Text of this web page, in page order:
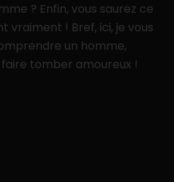
? Enfin, vous saurez ce
vraiment ! Bref, ici, je vous
un homme,
tomber amoureux !